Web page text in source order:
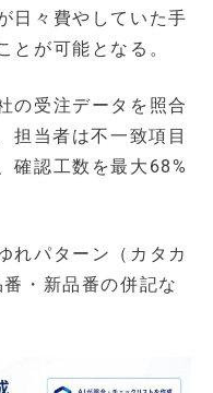
日々費やしていた手
とが可能となる。
の受注データを照合
担当者は不一致項目
確認工数を最大68%
れパターン（カタカ
・新品番の併記な